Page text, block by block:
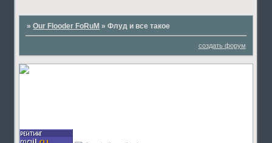
»Our Flooder FoRuM »Флуд и все такое
создать форум